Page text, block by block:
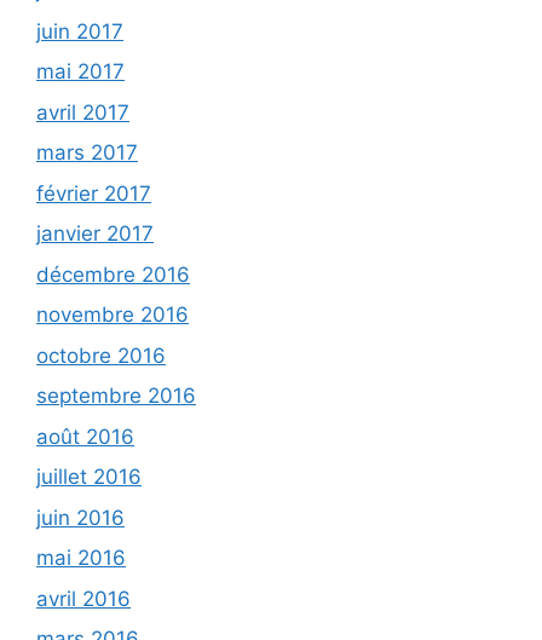
juin 2017
mai 2017
avril 2017
mars 2017
février 2017
janvier 2017
décembre 2016
novembre 2016
octobre 2016
septembre 2016
août 2016
juillet 2016
juin 2016
mai 2016
avril 2016